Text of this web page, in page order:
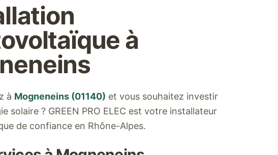
à
à Mogneneins (01140) et vous souhaitez investir
solaire ? GREEN PRO ELEC est votre installateur
de confiance en Rhône-Alpes.